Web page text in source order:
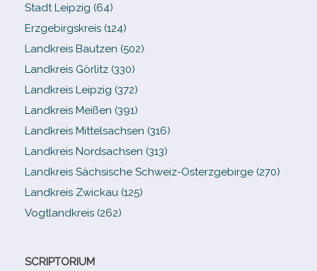
Stadt Leipzig (64)
Erzgebirgskreis (124)
Landkreis Bautzen (502)
Landkreis Görlitz (330)
Landkreis Leipzig (372)
Landkreis Meißen (391)
Landkreis Mittelsachsen (316)
Landkreis Nordsachsen (313)
Landkreis Sächsische Schweiz-​Osterzgebirge (270)
Landkreis Zwickau (125)
Vogtlandkreis (262)
SCRIPTORIUM